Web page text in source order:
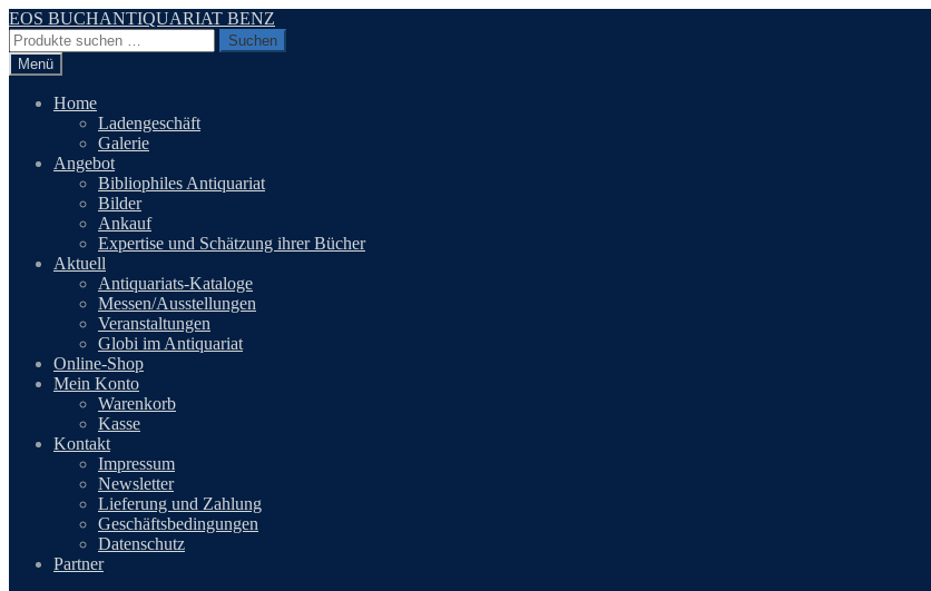
Zur
Navigation
springen
Zum
Inhalt
springen
EOS BUCHANTIQUARIAT BENZ
Suchen
nach:
Suchen
Menü
Home
Ladengeschäft
Galerie
Angebot
Bibliophiles Antiquariat
Bilder
Ankauf
Expertise und Schätzung ihrer Bücher
Aktuell
Antiquariats-Kataloge
Messen/Ausstellungen
Veranstaltungen
Globi im Antiquariat
Online-Shop
Mein Konto
Warenkorb
Kasse
Kontakt
Impressum
Newsletter
Lieferung und Zahlung
Geschäftsbedingungen
Datenschutz
Partner